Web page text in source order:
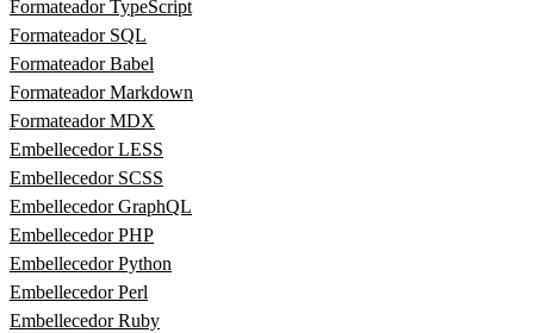
Formateador TypeScript
Formateador SQL
Formateador Babel
Formateador Markdown
Formateador MDX
Embellecedor LESS
Embellecedor SCSS
Embellecedor GraphQL
Embellecedor PHP
Embellecedor Python
Embellecedor Perl
Embellecedor Ruby